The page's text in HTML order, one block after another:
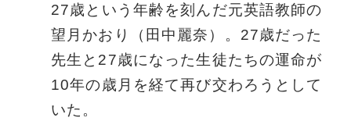
27歳という年齢を刻んだ元英語教師の
望月かおり（田中麗奈）。27歳だった
先⽣と27歳になった生徒たちの運命が
10年の歳月を経て再び交わろうとして
いた。